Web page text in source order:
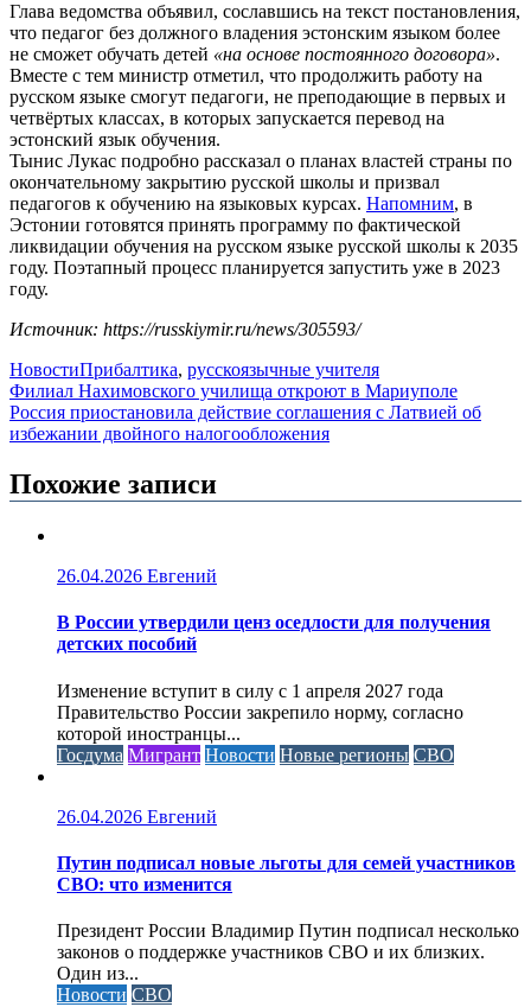
Глава ведомства объявил, сославшись на текст постановления,
что педагог без должного владения эстонским языком более
не сможет обучать детей «на основе постоянного договора».
Вместе с тем министр отметил, что продолжить работу на
русском языке смогут педагоги, не преподающие в первых и
четвёртых классах, в которых запускается перевод на
эстонский язык обучения.
Тынис Лукас подробно рассказал о планах властей страны по
окончательному закрытию русской школы и призвал
педагогов к обучению на языковых курсах. Напомним, в
Эстонии готовятся принять программу по фактической
ликвидации обучения на русском языке русской школы к 2035
году. Поэтапный процесс планируется запустить уже в 2023
году.
Источник: https://russkiymir.ru/news/305593/
НовостиПрибалтика, русскоязычные учителя
Навигация
по
Филиал Нахимовского училища откроют в Мариуполе
Россия приостановила действие соглашения с Латвией об
избежании двойного налогообложения
Похожие записи
26.04.2026 Евгений
В России утвердили ценз оседлости для получения
детских пособий
Изменение вступит в силу с 1 апреля 2027 года
Правительство России закрепило норму, согласно
которой иностранцы...
Госдума Мигрант Новости Новые регионы СВО
26.04.2026 Евгений
Путин подписал новые льготы для семей участников
СВО: что изменится
Президент России Владимир Путин подписал несколько
законов о поддержке участников СВО и их близких.
Один из...
Новости СВО